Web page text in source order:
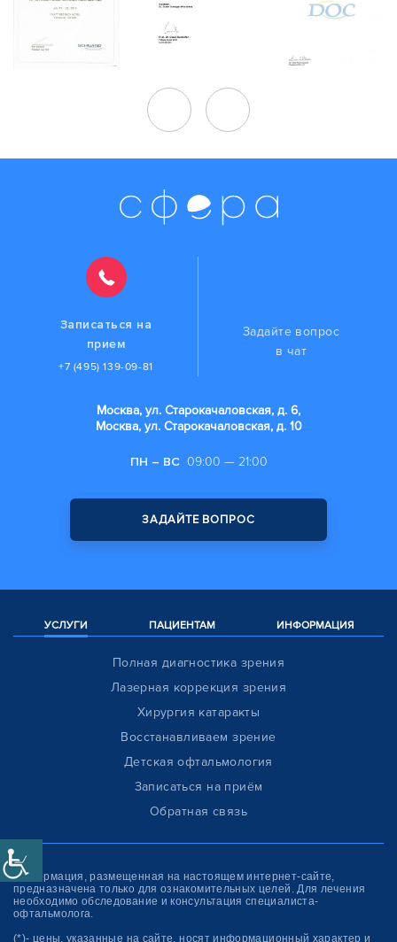
Записаться на
прием
+7 (495) 139-09-81
Задайте вопрос
в чат
Москва, ул. Старокачаловская, д. 6,
Москва, ул. Старокачаловская, д. 10
ПН – ВС 09:00 — 21:00
ЗАДАЙТЕ ВОПРОС
УСЛУГИ ПАЦИЕНТАМ ИНФОРМАЦИЯ
Полная диагностика зрения
Лазерная коррекция зрения
Хирургия катаракты
Восстанавливаем зрение
Детская офтальмология
Записаться на приём
Обратная связь
Информация, размещенная на настоящем интернет-сайте,
предназначена только для ознакомитель­ных целей. Для лечения
необходимо обследование и консультация специалиста-
офтальмолога.
(*)- цены, указанные на сайте, носят информационный характер и